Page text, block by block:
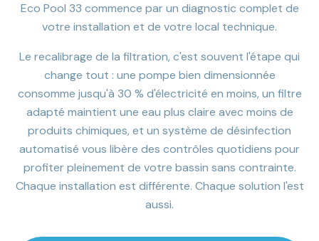
Eco Pool 33 commence par un diagnostic complet de
votre installation et de votre local technique.
Le recalibrage de la filtration, c'est souvent l'étape qui
change tout : une pompe bien dimensionnée
consomme jusqu'à 30 % d'électricité en moins, un filtre
adapté maintient une eau plus claire avec moins de
produits chimiques, et un système de désinfection
automatisé vous libère des contrôles quotidiens pour
profiter pleinement de votre bassin sans contrainte.
Chaque installation est différente. Chaque solution l'est
aussi.